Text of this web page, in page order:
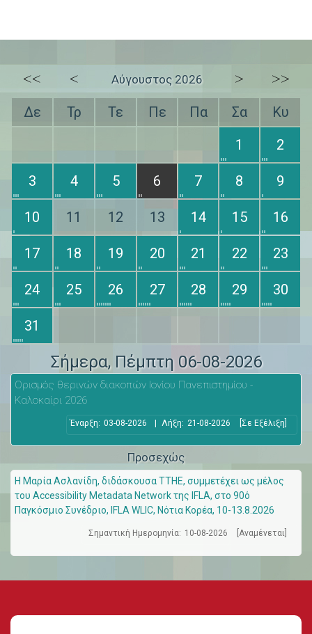
<< < Αύγουστος 2026 > >>
Δε Τρ Τε Πε Πα Σα
Κυ
1
2
3 4 5 6 7 8 9
10 11 12 13 14 15 16
17 18 19 20 21 22 23
24 25 26 27 28 29 30
31
Σήμερα, Πέμπτη 06-08-2026
Ορισμός θερινών διακοπών Ιονίου Πανεπιστημίου -
Καλοκαίρι 2026
Έναρξη: 03-08-2026 Λήξη: 21-08-2026 [Σε Εξέλιξη]
Προσεχώς
Η Μαρία Ασλανίδη, διδάσκουσα ΤΤΗΕ, συμμετέχει ως μέλος
του Accessibility Metadata Network της IFLA, στο 90ό
Παγκόσμιο Συνέδριο, IFLA WLIC, Νότια Κορέα, 10-13.8.2026
Σημαντική Ημερομηνία: 10-08-2026 [Αναμένεται]